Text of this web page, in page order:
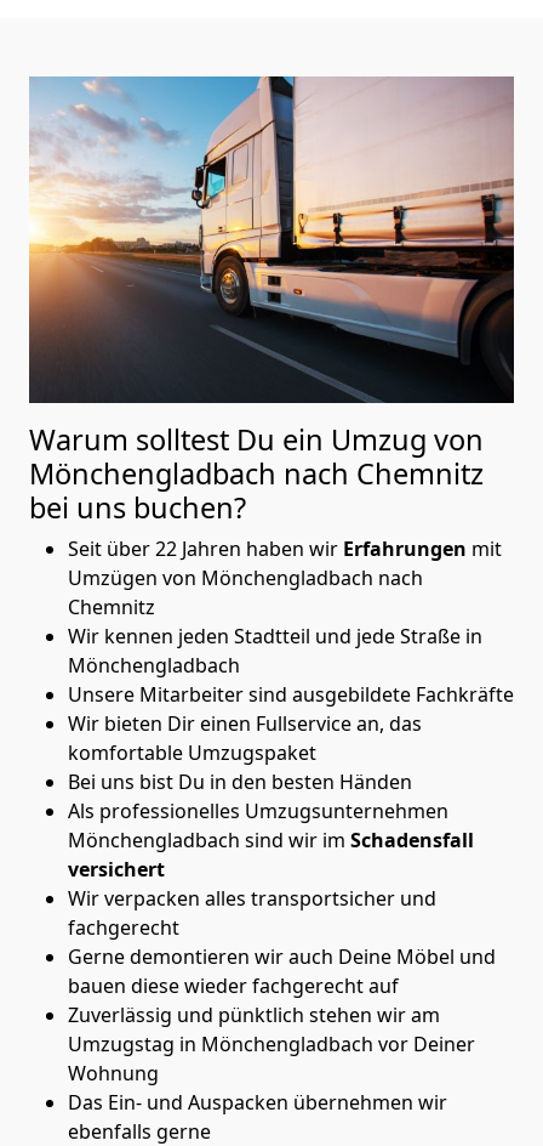
Warum solltest Du ein Umzug von
Mönchen­gladbach nach Chemnitz
bei uns buchen?
Seit über 22 Jahren haben wir Erfahrungen mit
Umzügen von Mönchen­gladbach nach
Chemnitz
Wir kennen jeden Stadtteil und jede Straße in
Mönchen­gladbach
Unsere Mitarbeiter sind ausgebildete Fachkräfte
Wir bieten Dir einen Fullservice an, das
komfortable Umzugspaket
Bei uns bist Du in den besten Händen
Als professionelles Umzugsunternehmen
Mönchen­gladbach sind wir im Schadensfall
versichert
Wir verpacken alles transportsicher und
fachgerecht
Gerne demontieren wir auch Deine Möbel und
bauen diese wieder fachgerecht auf
Zuverlässig und pünktlich stehen wir am
Umzugstag in Mönchen­gladbach vor Deiner
Wohnung
Das Ein- und Auspacken übernehmen wir
ebenfalls gerne